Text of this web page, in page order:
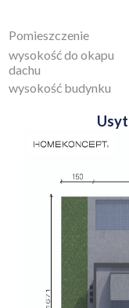
Pomieszczenie
wysokość do okapu
dachu
wysokość budynku